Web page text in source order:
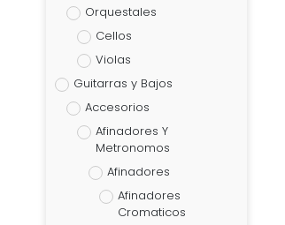
Orquestales
Cellos
Violas
Guitarras y Bajos
Accesorios
Afinadores Y
Metronomos
Afinadores
Afinadores
Cromaticos